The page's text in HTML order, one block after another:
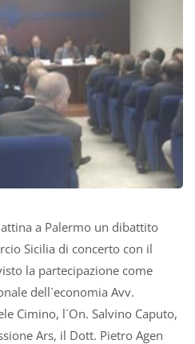
a Palermo un dibattito
Sicilia di concerto con il
la partecipazione come
dell`economia Avv.
Cimino, l`On. Salvino Caputo,
Ars, il Dott. Pietro Agen